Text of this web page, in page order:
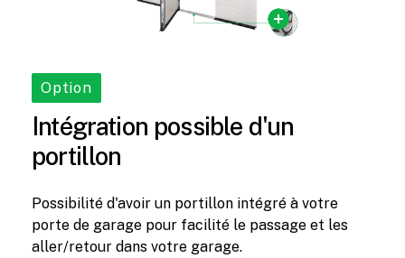
Option
Intégration possible d'un
portillon
Possibilité d'avoir un portillon intégré à votre
porte de garage pour facilité le passage et les
aller/retour dans votre garage.